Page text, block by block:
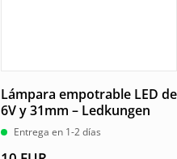
Lámpara empotrable LED de
6V y 31mm – Ledkungen
Entrega en 1-2 días